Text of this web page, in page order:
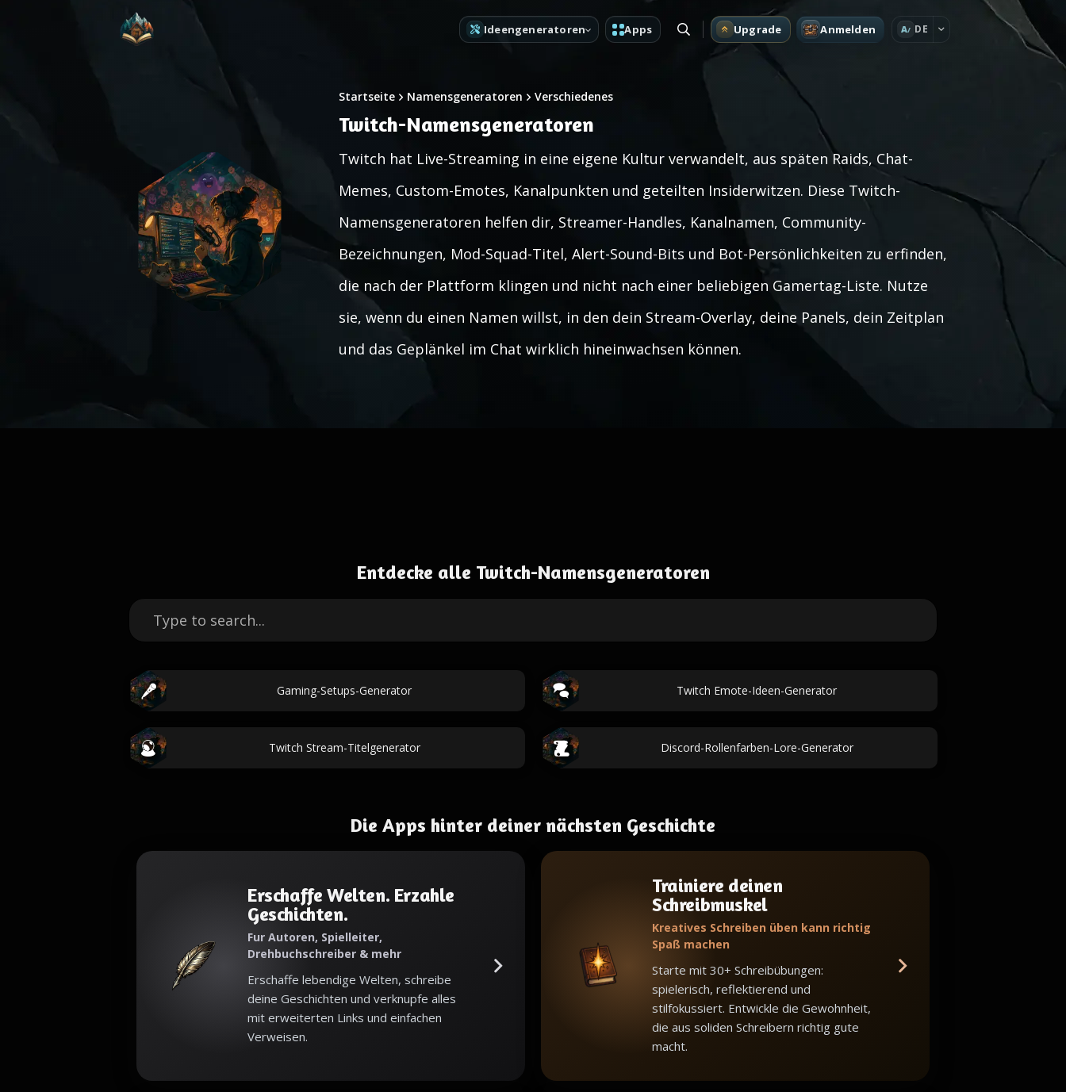
Ideengeneratoren Apps Upgrade Anmelden A DE
Startseite Namensgeneratoren Verschiedenes
Twitch-Namensgeneratoren
Twitch hat Live-Streaming in eine eigene Kultur verwandelt, aus späten Raids, Chat-
Memes, Custom-Emotes, Kanalpunkten und geteilten Insiderwitzen. Diese Twitch-
Namensgeneratoren helfen dir, Streamer-Handles, Kanalnamen, Community-
Bezeichnungen, Mod-Squad-Titel, Alert-Sound-Bits und Bot-Persönlichkeiten zu erfinden,
die nach der Plattform klingen und nicht nach einer beliebigen Gamertag-Liste. Nutze
sie, wenn du einen Namen willst, in den dein Stream-Overlay, deine Panels, dein Zeitplan
und das Geplänkel im Chat wirklich hineinwachsen können.
Entdecke alle Twitch-Namensgeneratoren
Gaming-Setups-Generator Twitch Emote-Ideen-Generator
Twitch Stream-Titelgenerator Discord-Rollenfarben-Lore-Generator
Die Apps hinter deiner nächsten Geschichte
Erschaffe Welten. Erzahle
Geschichten.
Fur Autoren, Spielleiter,
Drehbuchschreiber & mehr
Erschaffe lebendige Welten, schreibe
deine Geschichten und verknupfe alles
mit erweiterten Links und einfachen
Verweisen.
Trainiere deinen
Schreibmuskel
Kreatives Schreiben üben kann richtig
Spaß machen
Starte mit 30+ Schreibübungen:
spielerisch, reflektierend und
stilfokussiert. Entwickle die Gewohnheit,
die aus soliden Schreibern richtig gute
macht.